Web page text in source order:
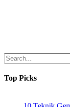
Top Picks